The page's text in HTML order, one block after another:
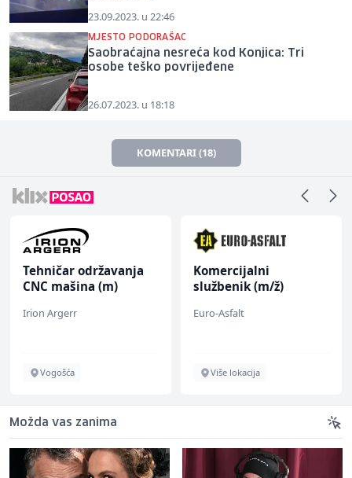
23.09.2023. u 22:46
MJESTO PODORAŠAC
Saobraćajna nesreća kod Konjica: Tri
osobe teško povrijeđene
26.07.2023. u 18:18
KOMENTARI (18)
Tehničar održavanja
CNC mašina (m)
Irion Argerr
Vogošća
Komercijalni
službenik (m/ž)
Euro-Asfalt
Više lokacija
Možda vas zanima